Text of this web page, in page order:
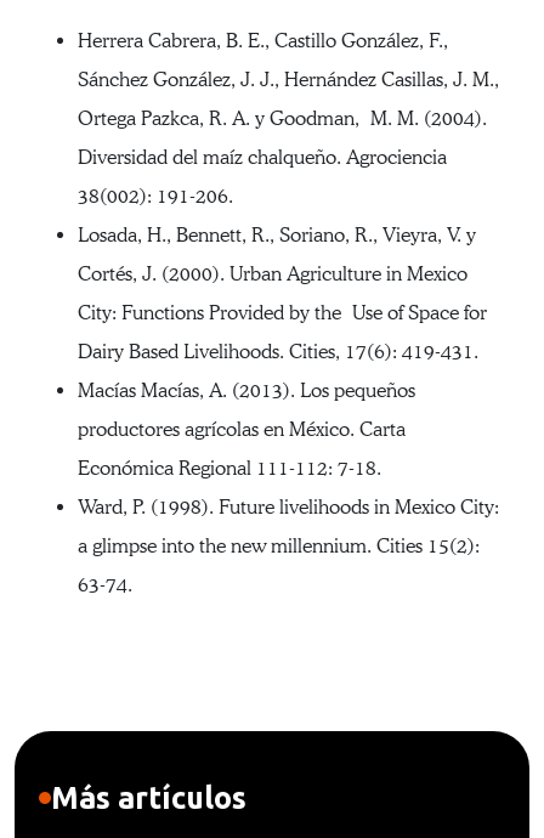
Herrera Cabrera, B. E., Castillo González, F.,
Sánchez González, J. J., Hernández Casillas, J. M.,
Ortega Pazkca, R. A. y Goodman, M. M. (2004).
Diversidad del maíz chalqueño. Agrociencia
38(002): 191-206.
Losada, H., Bennett, R., Soriano, R., Vieyra, V. y
Cortés, J. (2000). Urban Agriculture in Mexico
City: Functions Provided by the Use of Space for
Dairy Based Livelihoods. Cities, 17(6): 419-431.
Macías Macías, A. (2013). Los pequeños
productores agrícolas en México. Carta
Económica Regional 111-112: 7-18.
Ward, P. (1998). Future livelihoods in Mexico City:
a glimpse into the new millennium. Cities 15(2):
63-74.
Más artículos